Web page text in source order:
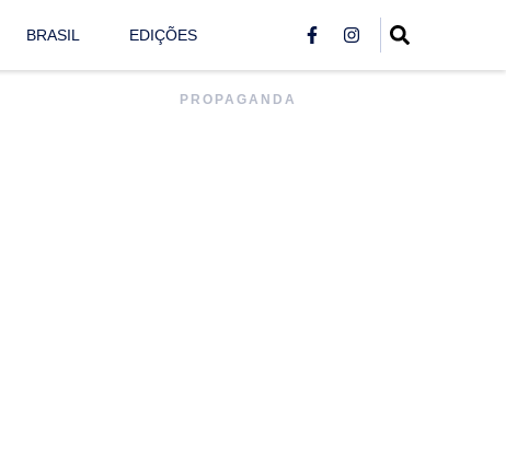
BRASIL EDIÇÕES
PROPAGANDA